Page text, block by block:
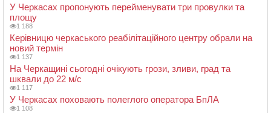
У Черкасах пропонують перейменувати три провулки та
площу
1 188
Керівницю черкаського реабілітаційного центру обрали на
новий термін
1 137
На Черкащині сьогодні очікують грози, зливи, град та
шквали до 22 м/с
1 117
У Черкасах поховають полеглого оператора БпЛА
1 108